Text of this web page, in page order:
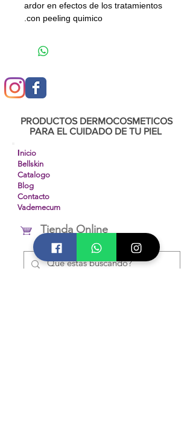
ardor en efectos de los tratamientos
con peeling quimico.
PRODUCTOS DERMOCOSMETICOS
PARA EL CUIDADO DE TU PIEL
nicio
Bellskin
Catalogo
Blog
Contacto
Vademecum
Tienda Online